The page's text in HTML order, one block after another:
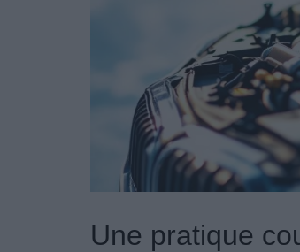
Une pratique